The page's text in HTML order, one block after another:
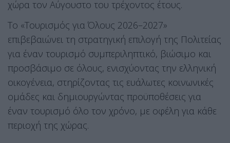
χώρα τον Αύγουστο του τρέχοντος έτους.
Το «Τουρισμός για Όλους 2026–2027»
επιβεβαιώνει τη στρατηγική επιλογή της Πολιτείας
για έναν τουρισμό συμπεριληπτικό, βιώσιμο και
προσβάσιμο σε όλους, ενισχύοντας την ελληνική
οικογένεια, στηρίζοντας τις ευάλωτες κοινωνικές
ομάδες και δημιουργώντας προϋποθέσεις για
έναν τουρισμό όλο τον χρόνο, με οφέλη για κάθε
περιοχή της χώρας.